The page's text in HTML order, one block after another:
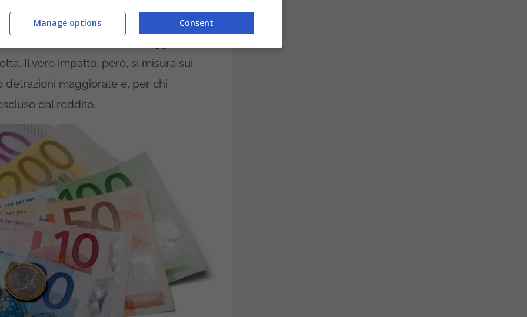
i 50.000 euro.
e 28.000 euro vede un vantaggio
Il vero impatto, però, si misura sui
maggiorate e, per chi
dal reddito.
Consent
Manage options